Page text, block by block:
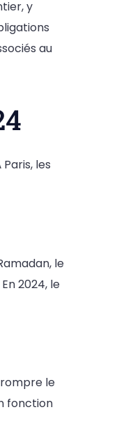
y
au
les
le
2024, le
rompre le
fonction